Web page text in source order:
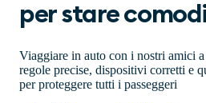
per stare
Viaggiare in auto con i nostri amici
regole precise, dispositivi corretti e
per proteggere tutti i passeggeri